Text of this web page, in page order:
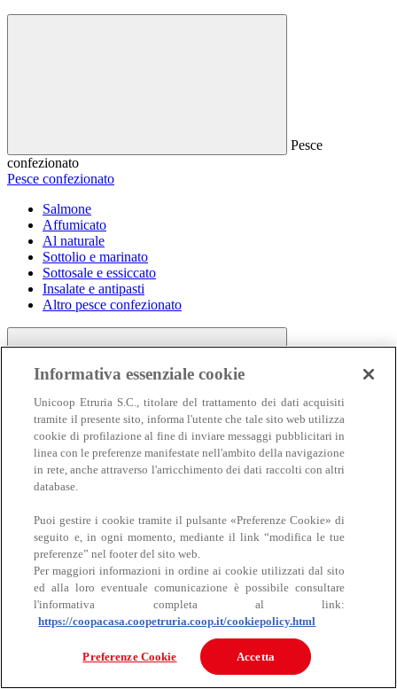
Pesce
confezionato
Pesce confezionato
Salmone
Affumicato
Al naturale
Sottolio e marinato
Sottosale e essiccato
Insalate e antipasti
Altro pesce confezionato
Carne
Carne
Bovino
Informativa essenziale cookie
Unicoop Etruria S.C., titolare del trattamento dei dati acquisiti
tramite il presente sito, informa l'utente che tale sito web utilizza
cookie di profilazione al fine di inviare messaggi pubblicitari in
linea con le preferenze manifestate nell'ambito della navigazione
in rete, anche attraverso l'arricchimento dei dati raccolti con altri
database.
Puoi gestire i cookie tramite il pulsante «Preferenze Cookie» di
seguito e, in ogni momento, mediante il link “modifica le tue
preferenze” nel footer del sito web.
Per maggiori informazioni in ordine ai cookie utilizzati dal sito
ed alla loro eventuale comunicazione è possibile consultare
l'informativa completa al link:
https://coopacasa.coopetruria.coop.it/cookiepolicy.html
Preferenze Cookie Accetta